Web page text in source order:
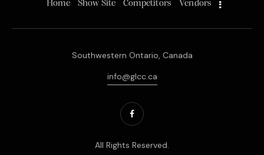
Home Show Site Competitors Vendors
Southwestern Ontario, Canada
info@glcc.ca
All Rights Reserved.